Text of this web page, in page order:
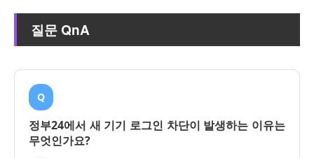
질문 QnA
Q
정부24에서 새 기기 로그인 차단이 발생하는 이유는
무엇인가요?